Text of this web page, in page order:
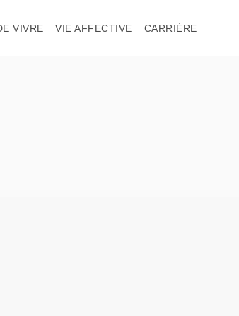
VIVRE VIE AFFECTIVE CARRIÈRE